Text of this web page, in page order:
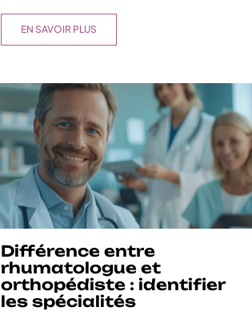
EN SAVOIR PLUS
Différence entre
rhumatologue et
orthopédiste : identifier
les spécialités